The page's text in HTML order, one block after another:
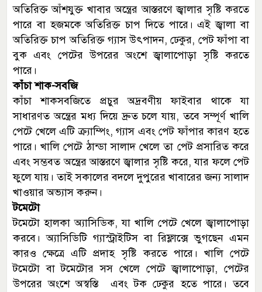
অতিরিক্ত আঁশযুক্ত খাবার অন্ত্রের আস্তরণে জ্বালার সৃষ্টি করতে
পারে বা হজমকে অতিরিক্ত চাপ দিতে পারে। এই জ্বালা বা
অতিরিক্ত চাপ অতিরিক্ত গ্যাস উৎপাদন, ঢেকুর, পেট ফাঁপা বা
বুক এবং পেটের উপরের অংশে জ্বালাপোড়া সৃষ্টি করতে
পারে।
কাঁচা শাক-সবজি
কাঁচা শাকসবজিতে প্রচুর অদ্রবণীয় ফাইবার থাকে যা
সাধারণত অন্ত্রের মধ্য দিয়ে দ্রুত চলে যায়, তবে সম্পূর্ণ খালি
পেটে খেলে এটি ক্র্যাম্পিং, গ্যাস এবং পেট ফাঁপার কারণ হতে
পারে। খালি পেটে ঠান্ডা সালাদ খেলে তা পেট প্রসারিত করে
এবং সম্ভবত অন্ত্রের আস্তরণে জ্বালার সৃষ্টি করে, যার ফলে পেট
ফুলে যায়। তাই সকালের বদলে দুপুরের খাবারের জন্য সালাদ
খাওয়ার অভ্যাস করুন।
টমেটো
টমেটো হালকা অ্যাসিডিক, যা খালি পেটে খেলে জ্বালাপোড়া
করবে। অ্যাসিডিটি গ্যাস্ট্রাইটিস বা রিফ্লাক্সে ভুগছেন এমন
কারও ক্ষেত্রে এটি প্রদাহ সৃষ্টি করতে পারে। খালি পেটে
টমেটো বা টমেটোর সস খেলে পেটে জ্বালাপোড়া, পেটের
উপরের অংশে অস্বস্তি এবং টক ঢেকুর হতে পারে। তবে